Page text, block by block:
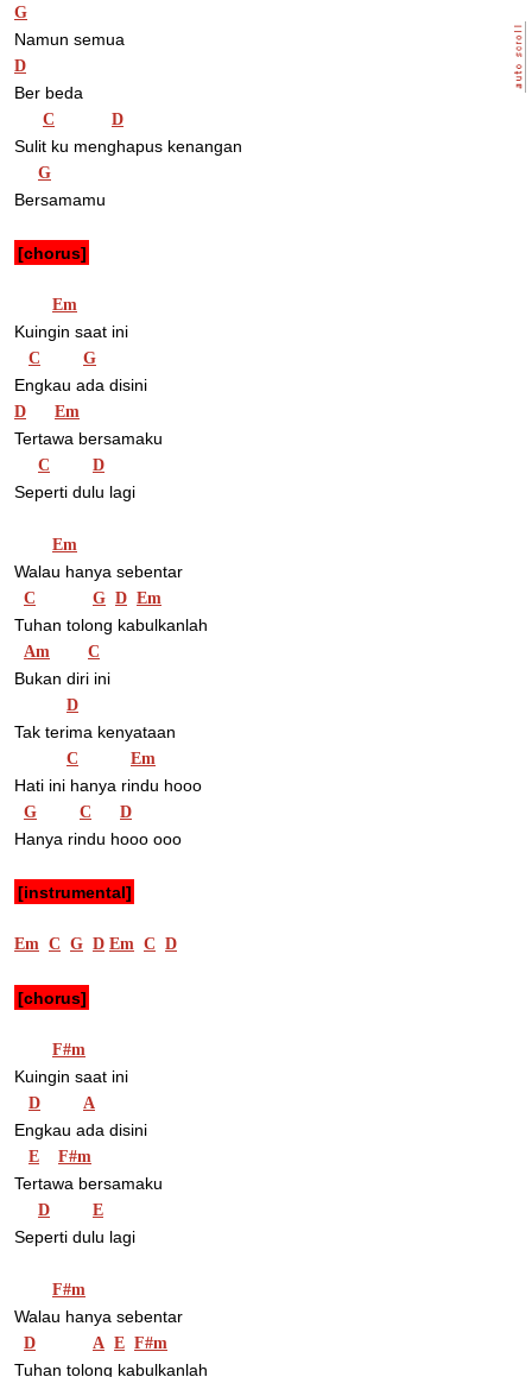
G
Namun semua
D
Ber beda
C D
Sulit ku menghapus kenangan
G
Bersamamu
[chorus]
Em
Kuingin saat ini
C G
Engkau ada disini
D Em
Tertawa bersamaku
C D
Seperti dulu lagi
Em
Walau hanya sebentar
C G D Em
Tuhan tolong kabulkanlah
Am C
Bukan diri ini
D
Tak terima kenyataan
C Em
Hati ini hanya rindu hooo
G C D
Hanya rindu hooo ooo
[instrumental]
Em C G D Em C D
[chorus]
F#m
Kuingin saat ini
D A
Engkau ada disini
E F#m
Tertawa bersamaku
D E
Seperti dulu lagi
F#m
Walau hanya sebentar
D A E F#m
Tuhan tolong kabulkanlah